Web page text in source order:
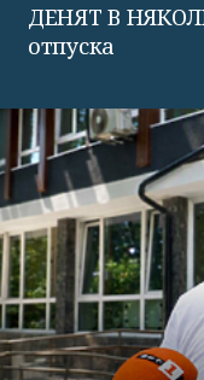
ДЕНЯТ В
отпуска